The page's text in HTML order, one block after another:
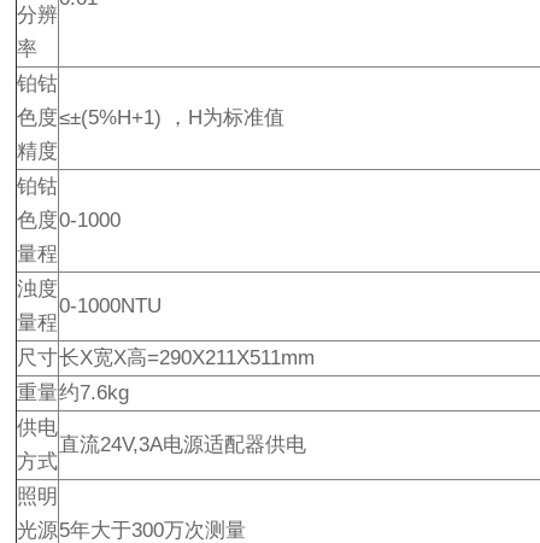
分辨
率
铂钴
色度
精度
≤±(5%H+1) ，H为标准值
铂钴
色度
量程
0-1000
浊度
量程
0-1000NTU
尺寸长X宽X高=290X211X511mm
重量约7.6kg
供电
方式
直流24V,3A电源适配器供电
照明
光源5年大于300万次测量